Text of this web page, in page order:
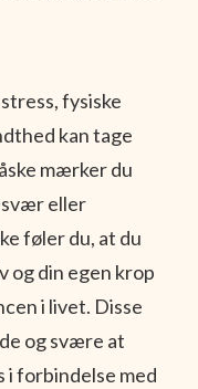
fysiske
kan tage
mærker du
eller
føler du, at du
og din egen krop
i livet. Disse
og svære at
forbindelse med